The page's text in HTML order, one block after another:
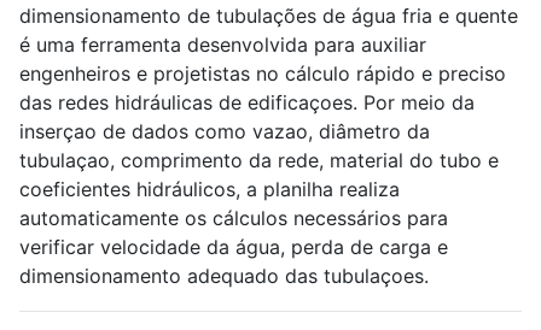
dimensionamento de tubulações de água fria e quente
é uma ferramenta desenvolvida para auxiliar
engenheiros e projetistas no cálculo rápido e preciso
das redes hidráulicas de edificaçoes. Por meio da
inserçao de dados como vazao, diâmetro da
tubulaçao, comprimento da rede, material do tubo e
coeficientes hidráulicos, a planilha realiza
automaticamente os cálculos necessários para
verificar velocidade da água, perda de carga e
dimensionamento adequado das tubulaçoes.